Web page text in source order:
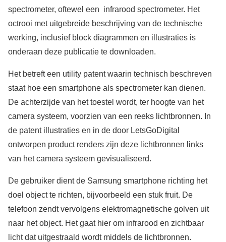
spectrometer, oftewel een infrarood spectrometer. Het
octrooi met uitgebreide beschrijving van de technische
werking, inclusief block diagrammen en illustraties is
onderaan deze publicatie te downloaden.
Het betreft een utility patent waarin technisch beschreven
staat hoe een smartphone als spectrometer kan dienen.
De achterzijde van het toestel wordt, ter hoogte van het
camera systeem, voorzien van een reeks lichtbronnen. In
de patent illustraties en in de door LetsGoDigital
ontworpen product renders zijn deze lichtbronnen links
van het camera systeem gevisualiseerd.
De gebruiker dient de Samsung smartphone richting het
doel object te richten, bijvoorbeeld een stuk fruit. De
telefoon zendt vervolgens elektromagnetische golven uit
naar het object. Het gaat hier om infrarood en zichtbaar
licht dat uitgestraald wordt middels de lichtbronnen.